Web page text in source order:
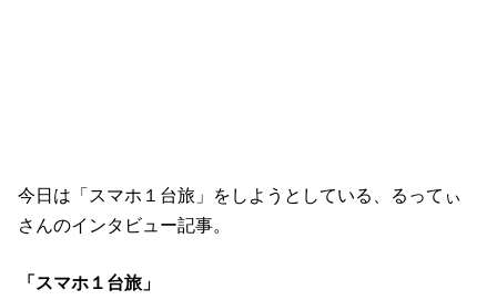
今日は「スマホ１台旅」をしようとしている、るってぃ
さんのインタビュー記事。
「スマホ１台旅」